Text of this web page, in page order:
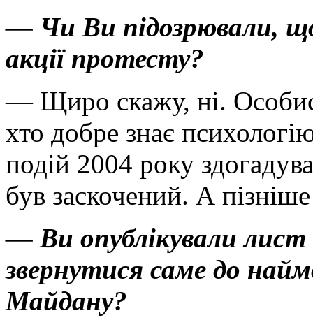
— Чи Ви підозрювали,
акції протесту?
— Щиро скажу, ні.
хто добре знає
подій 2004 року
був заскочений. А
— Ви опублікували
звернутися саме до
Майдану?